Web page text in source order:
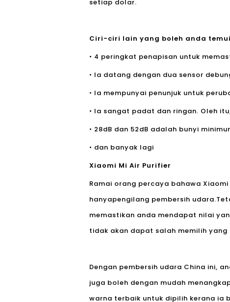
setiap dolar.
Ciri-ciri lain yang boleh anda
• 4 peringkat penapisan untuk
• Ia datang dengan dua sensor
• Ia mempunyai penunjuk untuk
• Ia sangat padat dan ringan. Oleh
• 28dB dan 52dB adalah bunyi
• dan banyak lagi
Xiaomi Mi Air Purifier
Ramai orang percaya bahawa
hanyapengilang pembersih udara.
memastikan anda mendapat nilai
tidak akan dapat salah memilih yang
Dengan pembersih udara China ini,
juga boleh dengan mudah
warna terbaik untuk dipilih kerana ia